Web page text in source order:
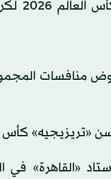
التي تضم 26 لاعباً، والتي
كأس العالم
المصري قد تغلّب على روسيا ودياً الخميس